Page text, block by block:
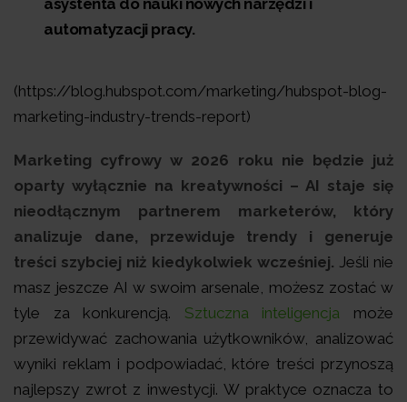
asystenta do nauki nowych narzędzi i
automatyzacji pracy.
(https://blog.hubspot.com/marketing/hubspot-blog-
marketing-industry-trends-report)
Marketing cyfrowy w 2026 roku nie będzie już
oparty wyłącznie na kreatywności – AI staje się
nieodłącznym partnerem marketerów, który
analizuje dane, przewiduje trendy i generuje
treści szybciej niż kiedykolwiek wcześniej. Jeśli nie
masz jeszcze AI w swoim arsenale, możesz zostać w
tyle za konkurencją. Sztuczna inteligencja może
przewidywać zachowania użytkowników, analizować
wyniki reklam i podpowiadać, które treści przynoszą
najlepszy zwrot z inwestycji. W praktyce oznacza to